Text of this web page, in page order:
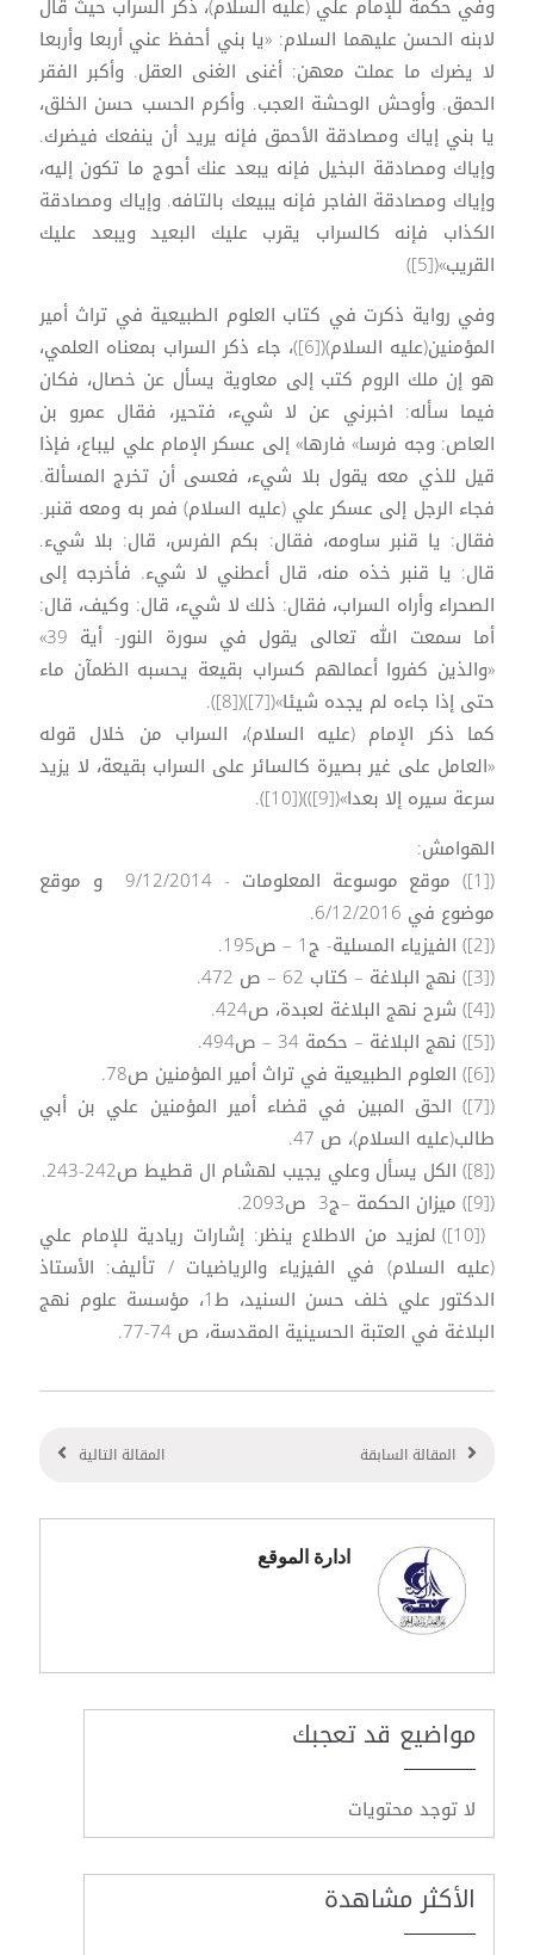
وفي حكمة للإمام علي (عليه السلام)، ذكر السراب حيث قال
لابنه الحسن عليهما السلام: «يا بني أحفظ عني أربعا وأربعا
لا يضرك ما عملت معهن: أغنى الغنى العقل. وأكبر الفقر
الحمق. وأوحش الوحشة العجب. وأكرم الحسب حسن الخلق،
يا بني إياك ومصادقة الأحمق فإنه يريد أن ينفعك فيضرك.
وإياك ومصادقة البخيل فإنه يبعد عنك أحوج ما تكون إليه،
وإياك ومصادقة الفاجر فإنه يبيعك بالتافه. وإياك ومصادقة
الكذاب فإنه كالسراب يقرب عليك البعيد ويبعد عليك
القريب»([5])
وفي رواية ذكرت في كتاب العلوم الطبيعية في تراث أمير
المؤمنين(عليه السلام)([6])، جاء ذكر السراب بمعناه العلمي،
هو إن ملك الروم كتب إلى معاوية يسأل عن خصال، فكان
فيما سأله: اخبرني عن لا شيء، فتحير، فقال عمرو بن
العاص: وجه فرسا» فارها» إلى عسكر الإمام علي ليباع، فإذا
قيل للذي معه يقول بلا شيء، فعسى أن تخرج المسألة.
فجاء الرجل إلى عسكر علي (عليه السلام) فمر به ومعه قنبر.
فقال: يا قنبر ساومه، فقال: بكم الفرس، قال: بلا شيء.
قال: يا قنبر خذه منه، قال أعطني لا شيء. فأخرجه إلى
الصحراء وأراه السراب، فقال: ذلك لا شيء، قال: وكيف، قال:
أما سمعت الله تعالى يقول في سورة النور- أية 39»
«والذين كفروا أعمالهم كسراب بقيعة يحسبه الظمآن ماء
حتى إذا جاءه لم يجده شيئا»([7])([8]).
كما ذكر الإمام (عليه السلام)، السراب من خلال قوله
«العامل على غير بصيرة كالسائر على السراب بقيعة، لا يزيد
سرعة سيره إلا بعدا»([9]))([10]).
الهوامش:
([1]) موقع موسوعة المعلومات - 9/12/2014 و موقع
موضوع في 6/12/2016.
([2]) الفيزياء المسلية- ج1 – ص195.
([3]) نهج البلاغة – كتاب 62 – ص 472.
([4]) شرح نهج البلاغة لعبدة، ص424.
([5]) نهج البلاغة – حكمة 34 – ص494.
([6]) العلوم الطبيعية في تراث أمير المؤمنين ص78.
([7]) الحق المبين في قضاء أمير المؤمنين علي بن أبي
طالب(عليه السلام)، ص 47.
([8]) الكل يسأل وعلي يجيب لهشام ال قطيط ص242-243.
([9]) ميزان الحكمة –ج3 ص2093.
([10]) لمزيد من الاطلاع ينظر: إشارات ريادية للإمام علي
(عليه السلام) في الفيزياء والرياضيات / تأليف: الأستاذ
الدكتور علي خلف حسن السنيد، ط1، مؤسسة علوم نهج
البلاغة في العتبة الحسينية المقدسة، ص 74-77.
المقالة السابقة المقالة التالية
ادارة الموقع
مواضيع قد تعجبك
لا توجد محتويات
الأكثر مشاهدة